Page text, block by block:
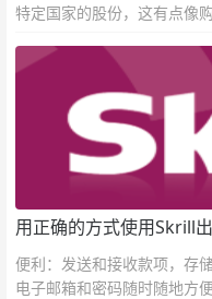
特定国家的股份，这有点像
用正确的方式使用Skrill
便利：发送和接收款项，存
电子邮箱和密码随时随地方